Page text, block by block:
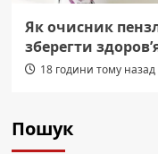
Як очисник
зберегти
18 години тому назад
Пошук